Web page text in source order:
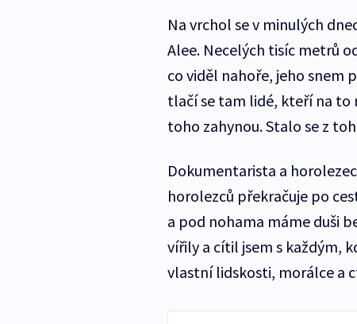
Na vrchol se v minulých
Alee. Necelých tisíc metrů
co viděl nahoře, jeho snem
tlačí se tam lidé, kteří na to
toho zahynou. Stalo se z
Dokumentarista a
horolezců překračuje po
a pod nohama máme duši
vířily a cítil jsem s každým,
vlastní lidskosti, morálce a